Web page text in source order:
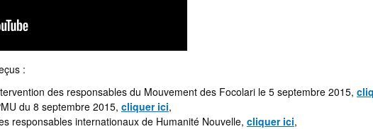
:
des responsables du Mouvement des Focolari le 5 septembre 2015,
du 8 septembre 2015, cliquer ici,
responsables internationaux de Humanité Nouvelle, cliquer ici,